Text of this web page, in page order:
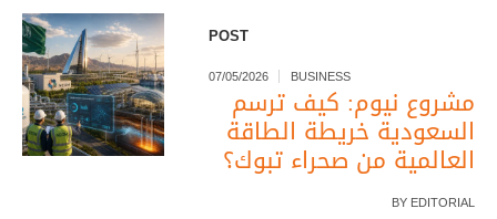
POST
07/05/2026 BUSINESS
مشروع نيوم: كيف ترسم
السعودية خريطة الطاقة
العالمية من صحراء تبوك؟
BY EDITORIAL